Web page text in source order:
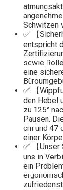
Schwitzen
✅ 【
entspricht
sowie
eine
✅ 【
den Hebel
zu 125°
Pausen.
cm und 47
einer
✅ 【Unser
uns in
ein